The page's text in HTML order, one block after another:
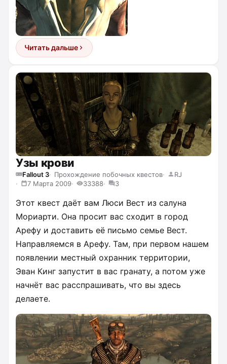
Читать дальше
Узы крови
Fallout 3 Прохождение побочных квестов
RJ
7 Марта 2009
33388 3
Этот квест даёт вам Люси Вест из салуна
Мориарти. Она просит вас сходит в город
Арефу и доставить её письмо семье Вест.
Направляемся в Арефу. Там, при первом нашем
появлении местный охранник территории,
Эван Кинг запустит в вас гранату, а потом уже
начнёт вас расспрашивать, что вы здесь
делаете.